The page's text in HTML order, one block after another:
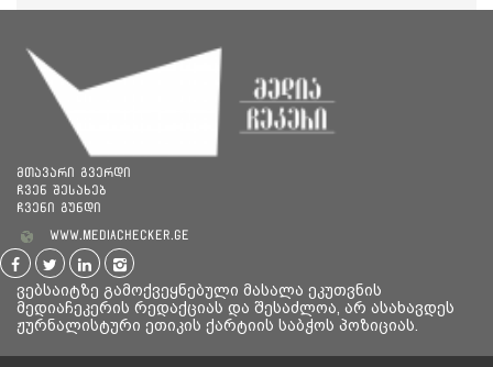
მთავარი გვერდი
ჩვენ შესახებ
ჩვენი გუნდი
www.mediachecker.ge
ვებსაიტზე გამოქვეყნებული მასალა ეკუთვნის
მედიაჩეკერის რედაქციას და შესაძლოა, არ ასახავდეს
ჟურნალისტური ეთიკის ქარტიის საბჭოს პოზიციას.